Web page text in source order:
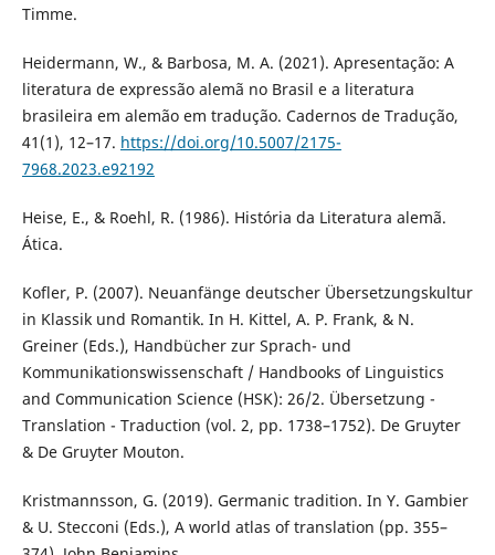
Timme.
Heidermann, W., & Barbosa, M. A. (2021). Apresentação: A
literatura de expressão alemã no Brasil e a literatura
brasileira em alemão em tradução. Cadernos de Tradução,
41(1), 12–17. https://doi.org/10.5007/2175-
7968.2023.e92192
Heise, E., & Roehl, R. (1986). História da Literatura alemã.
Ática.
Kofler, P. (2007). Neuanfänge deutscher Übersetzungskultur
in Klassik und Romantik. In H. Kittel, A. P. Frank, & N.
Greiner (Eds.), Handbücher zur Sprach- und
Kommunikationswissenschaft / Handbooks of Linguistics
and Communication Science (HSK): 26/2. Übersetzung -
Translation - Traduction (vol. 2, pp. 1738–1752). De Gruyter
& De Gruyter Mouton.
Kristmannsson, G. (2019). Germanic tradition. In Y. Gambier
& U. Stecconi (Eds.), A world atlas of translation (pp. 355–